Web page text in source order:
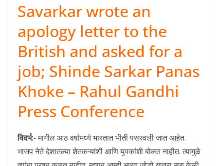
Savarkar wrote an
apology letter to the
British and asked for a
job; Shinde Sarkar Panas
Khoke – Rahul Gandhi
Press Conference
विदर्भ:-मागील आठ वर्षांमध्ये भारतात भीती पसरवली जात आहेत.
भाजप नेते देशातल्या शेतकऱ्यांशी आणि युवकांशी बोलत नाहीत. त्यामुळे